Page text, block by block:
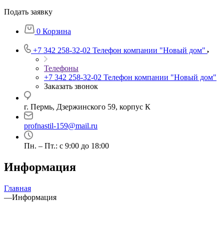
Подать заявку
0 Корзина
+7 342 258-32-02 Телефон компании "Новый дом"
Телефоны
+7 342 258-32-02 Телефон компании "Новый дом"
Заказать звонок
г. Пермь, Дзержинского 59, корпус К
profnastil-159@mail.ru
Пн. – Пт.: с 9:00 до 18:00
Информация
Главная
—Информация